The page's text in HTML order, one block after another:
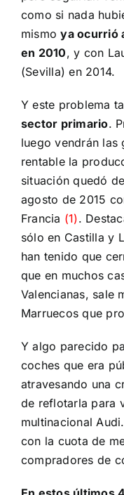
como si nada
mismoya ocurrió
en 2010, y con
(Sevilla) en 2014.
Y este problema
sector primario.
luego vendrán las
rentable la
situación quedó
agosto de 2015
Francia (1).
sólo en Castilla y
han tenido que
que en muchos
Valencianas, sale
Marruecos que
Y algo parecido
coches que era
atravesando una
de reflotarla para
multinacional
con la cuota de
compradores de